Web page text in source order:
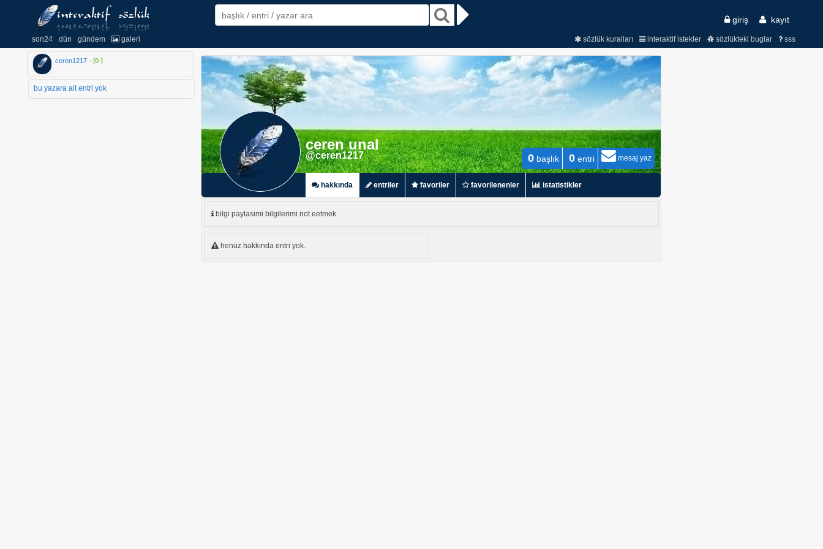
kayıt
giriş
son24 dün gündem galeri sss
sözlükteki buglar
interaktif istekler
sözlük kuralları
ceren1217 - [0-]
bu yazara ait entri yok
ceren unal
@ceren1217 0başlık 0entri mesaj yaz
hakkında entriler favoriler favorilenenler istatistikler
bilgi paylasimi bilgilerimi not eetmek
henüz hakkında entri yok.